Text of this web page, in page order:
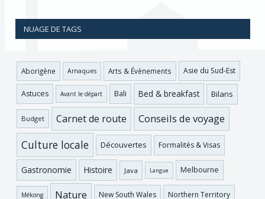
NUAGE DE TAGS
Aborigène Arnaques Arts & Évènements Asie du Sud-Est
Astuces Avant le départ Bali Bed & breakfast Bilans
Budget Carnet de route Conseils de voyage
Culture locale Découvertes Formalités & Visas
Gastronomie Histoire Java Langue Melbourne
Mékong Nature New South Wales Northern Territory